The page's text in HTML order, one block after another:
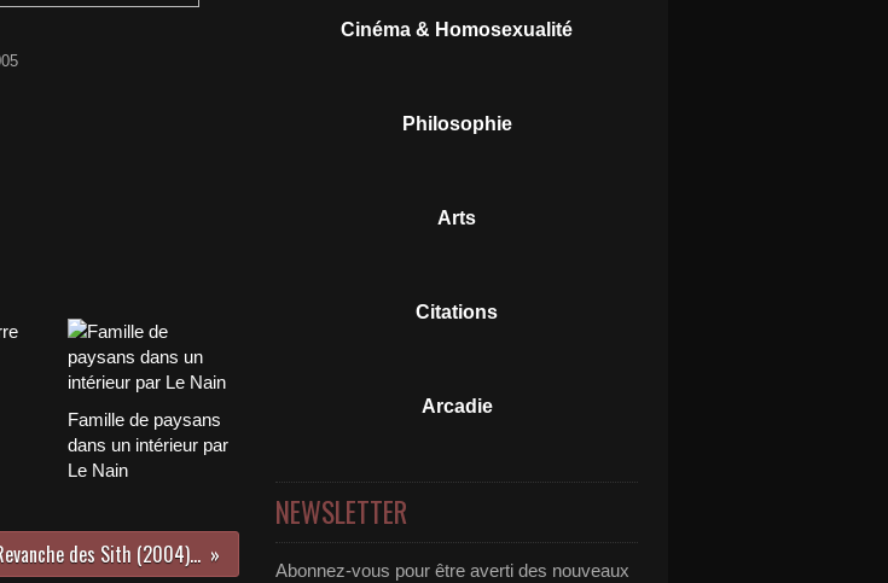
Famille de paysans
dans un intérieur par
Le Nain
À propos du film Star wars : Episode III - La Revanche des Sith (2004) : notre besoin de mythologie est incommensurable
Cinéma & Homosexualité
Philosophie
Arts
Citations
Arcadie
NEWSLETTER
Abonnez-vous pour être averti des nouveaux